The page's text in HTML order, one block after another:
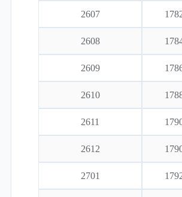
2607
2608
2609
2610
2611
2612
2701